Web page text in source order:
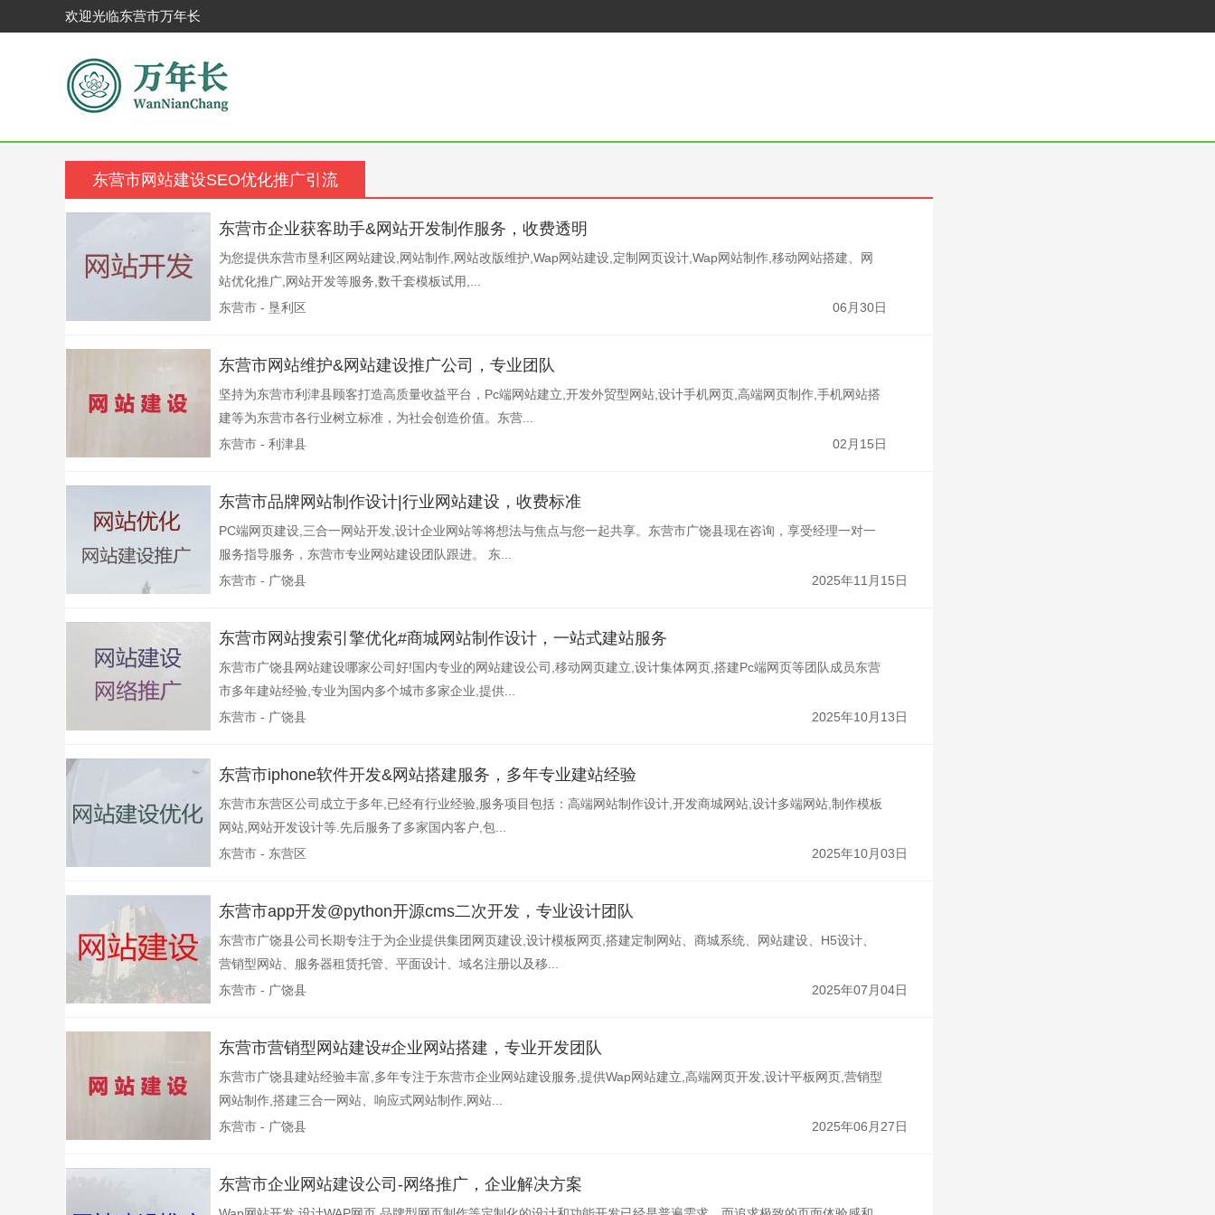
欢迎光临东营市万年长
东营市网站建设SEO优化推广引流
东营市企业获客助手&网站开发制作服务，收费透明
为您提供东营市垦利区网站建设,网站制作,网站改版维护,Wap网站建设,定制网页设计,Wap网站制作,移动网站搭建、网
站优化推广,网站开发等服务,数千套模板试用,...
东营市 - 垦利区
06月30日
东营市网站维护&网站建设推广公司，专业团队
坚持为东营市利津县顾客打造高质量收益平台，Pc端网站建立,开发外贸型网站,设计手机网页,高端网页制作,手机网站搭
建等为东营市各行业树立标准，为社会创造价值。东营...
东营市 - 利津县
02月15日
东营市品牌网站制作设计|行业网站建设，收费标准
PC端网页建设,三合一网站开发,设计企业网站等将想法与焦点与您一起共享。东营市广饶县现在咨询，享受经理一对一
服务指导服务，东营市专业网站建设团队跟进。 东...
东营市 - 广饶县
2025年11月15日
东营市网站搜索引擎优化#商城网站制作设计，一站式建站服务
东营市广饶县网站建设哪家公司好!国内专业的网站建设公司,移动网页建立,设计集体网页,搭建Pc端网页等团队成员东营
市多年建站经验,专业为国内多个城市多家企业,提供...
东营市 - 广饶县
2025年10月13日
东营市iphone软件开发&网站搭建服务，多年专业建站经验
东营市东营区公司成立于多年,已经有行业经验,服务项目包括：高端网站制作设计,开发商城网站,设计多端网站,制作模板
网站,网站开发设计等.先后服务了多家国内客户,包...
东营市 - 东营区
2025年10月03日
东营市app开发@python开源cms二次开发，专业设计团队
东营市广饶县公司长期专注于为企业提供集团网页建设,设计模板网页,搭建定制网站、商城系统、网站建设、H5设计、
营销型网站、服务器租赁托管、平面设计、域名注册以及移...
东营市 - 广饶县
2025年07月04日
东营市营销型网站建设#企业网站搭建，专业开发团队
东营市广饶县建站经验丰富,多年专注于东营市企业网站建设服务,提供Wap网站建立,高端网页开发,设计平板网页,营销型
网站制作,搭建三合一网站、响应式网站制作,网站...
东营市 - 广饶县
2025年06月27日
东营市企业网站建设公司-网络推广，企业解决方案